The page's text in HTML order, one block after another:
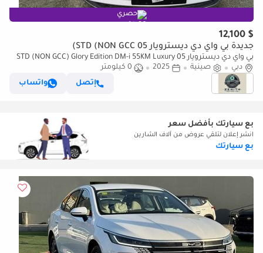
حصري
$ 12,100
جديدة بي واي دي ديسترويار 05 STD (NON GCC)
بي واي دي ديسترويار 05 STD (NON GCC) Glory Edition DM-i 55KM Luxury
Model
دبي صينية 2025
0 كيلومتر
إتصل
واتساب
بع سيارتك بأفضل سعر
انشر إعلان لتلقي عروض من آلاف الشارين
بع سيارتك